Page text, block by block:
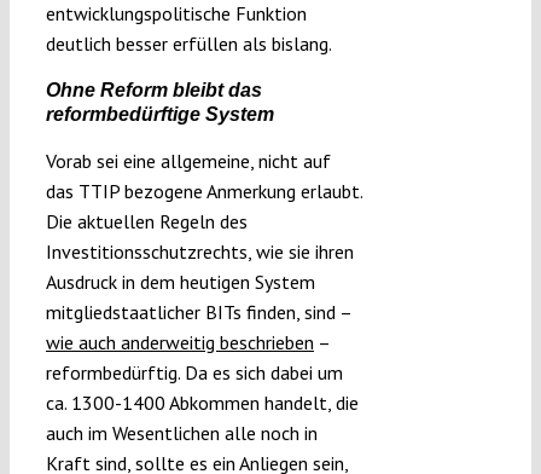
entwicklungspolitische Funktion
deutlich besser erfüllen als bislang.
Ohne Reform bleibt das
reformbedürftige System
Vorab sei eine allgemeine, nicht auf
das TTIP bezogene Anmerkung erlaubt.
Die aktuellen Regeln des
Investitionsschutzrechts, wie sie ihren
Ausdruck in dem heutigen System
mitgliedstaatlicher BITs finden, sind –
wie auch anderweitig beschrieben –
reformbedürftig. Da es sich dabei um
ca. 1300-1400 Abkommen handelt, die
auch im Wesentlichen alle noch in
Kraft sind, sollte es ein Anliegen sein,